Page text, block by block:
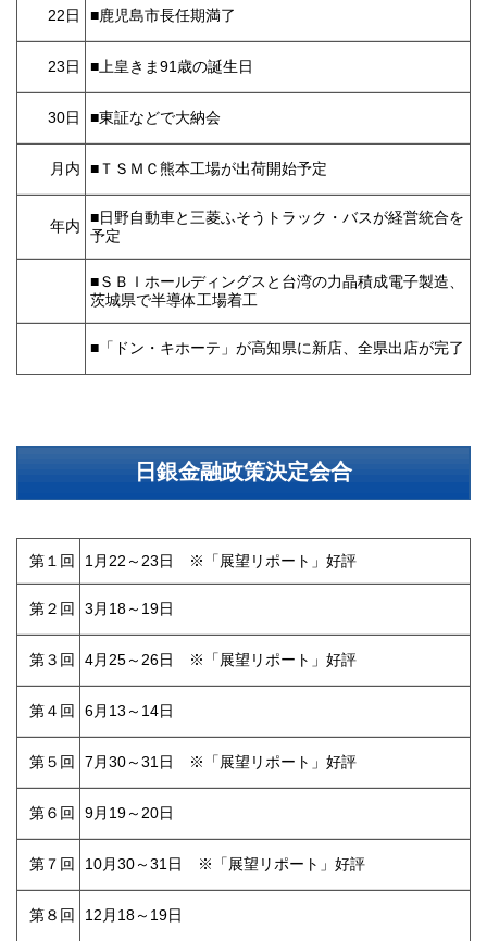
22日 ■鹿児島市長任期満了
23日 ■上皇きま91歳の誕生日
30日 ■東証などで大納会
月内 ■ＴＳＭＣ熊本工場が出荷開始予定
年内
■日野自動車と三菱ふそうトラック・バスが経営統合を
予定
■ＳＢＩホールディングスと台湾の力晶積成電子製造、
茨城県で半導体工場着工
■「ドン・キホーテ」が高知県に新店、全県出店が完了
日銀金融政策決定会合
第１回 1月22～23日 ※「展望リポート」好評
第２回 3月18～19日
第３回 4月25～26日 ※「展望リポート」好評
第４回 6月13～14日
第５回 7月30～31日 ※「展望リポート」好評
第６回 9月19～20日
第７回 10月30～31日 ※「展望リポート」好評
第８回 12月18～19日